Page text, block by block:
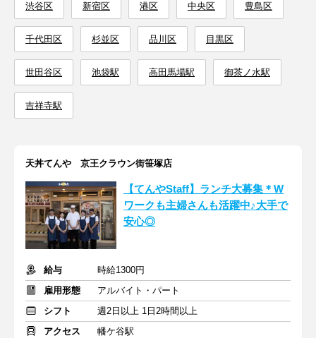
渋谷区 新宿区 港区 中央区 豊島区
千代田区 杉並区 品川区 目黒区
世田谷区 池袋駅 高田馬場駅 御茶ノ水駅
吉祥寺駅
天丼てんや 京王クラウン街笹塚店
【てんやStaff】ランチ大募集＊W
ワークも主婦さんも活躍中♪大手で
安心◎
給与
時給1300円
雇用形態
アルバイト・パート
シフト
週2日以上 1日2時間以上
アクセス
幡ケ谷駅